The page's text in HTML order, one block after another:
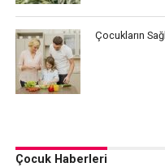
Çocukların
Çocuk Haberleri